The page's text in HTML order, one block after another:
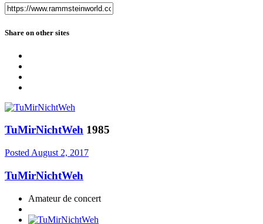
Share on other sites
TuMirNichtWeh 1985
Posted August 2, 2017
TuMirNichtWeh
Amateur de concert